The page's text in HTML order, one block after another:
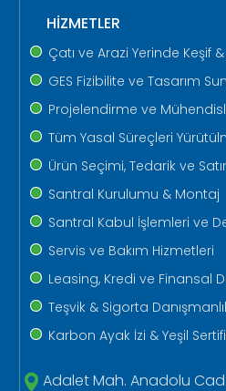
HİZMETLER
Çatı ve Arazi Yerinde Keşif
GES Fizibilite ve Tasarım
Projelendirme ve
Tüm Yasal Süreçleri
Ürün Seçimi, Tedarik ve
Santral Kurulumu & Montaj
Santral Kabul İşlemleri ve
Servis ve Bakım Hizmetleri
Leasing, Kredi ve Finansal
Teşvik & Sigorta
Karbon Ayak İzi & Yeşil
Adalet Mah. Anadolu